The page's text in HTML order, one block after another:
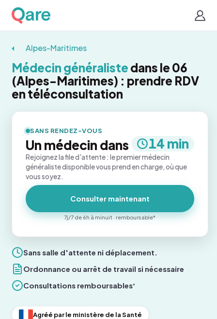
Alpes-Maritimes
Médecin généraliste dans le 06
(Alpes-Maritimes) : prendre RDV
en téléconsultation
Sans salle d'attente ni déplacement.
Ordonnance ou arrêt de travail si nécessaire
Consultations remboursables*
Agréé par le ministère de la Santé
SANS RENDEZ-VOUS
Un médecin dans 14 min
Rejoignez la file d'attente : le premier médecin
généraliste disponible vous prend en charge, où que
vous soyez.
Consulter maintenant
7j/7 de 6h à minuit · remboursable*